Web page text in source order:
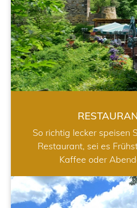
So richtig lecker speisen
Restaurant, sei es
Kaffee oder